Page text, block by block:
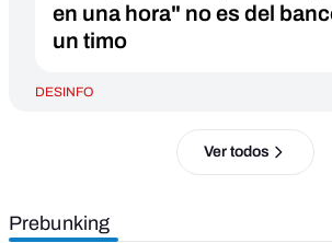
en una hora" no es del
un timo
DESINFO
Ver todos
Prebunking